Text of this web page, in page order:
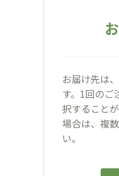
お届け先は
す。1回のご
択すること
場合は、複
い。